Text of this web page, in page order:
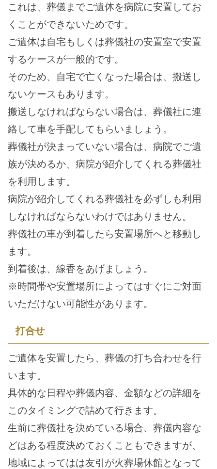
これは、葬儀までご遺体を病院に安置してお
くことができないためです。
ご遺体は自宅もしくは葬儀社の安置室で安置
するケースが一般的です。
そのため、自宅で亡くなった場合は、搬送し
ないケースもあります。
搬送しなければならない場合は、葬儀社に連
絡して車を手配してもらいましょう。
葬儀社が決まっていない場合は、病院でご遺
族が決めるか、病院が紹介してくれる葬儀社
を利用します。
病院が紹介してくれる葬儀社を必ずしも利用
しなければならないわけではありません。
葬儀社の車が到着したら安置場所へと移動し
ます。
到着後は、線香をあげましょう。
※時間帯や安置場所によってはすぐにご対面
いただけない可能性があります。
打合せ
ご遺体を安置したら、葬儀の打ち合わせを行
います。
具体的な日程や葬儀内容、金額などの詳細を
このタイミングで詰めて行きます。
生前に葬儀社を決めている場合、葬儀内容な
どはある程度決めておくこともできますが、
地域によってはは友引が火葬場休館となって